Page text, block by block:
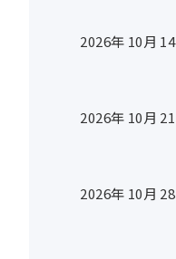
2026年 10月 14
2026年 10月 21
2026年 10月 28